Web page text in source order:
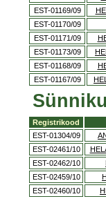
EST-01169/09
EST-01170/09
EST-01171/09
EST-01173/09
EST-01168/09
EST-01167/09
Registrikood
EST-01304/09
EST-02461/10
EST-02462/10
EST-02459/10
EST-02460/10